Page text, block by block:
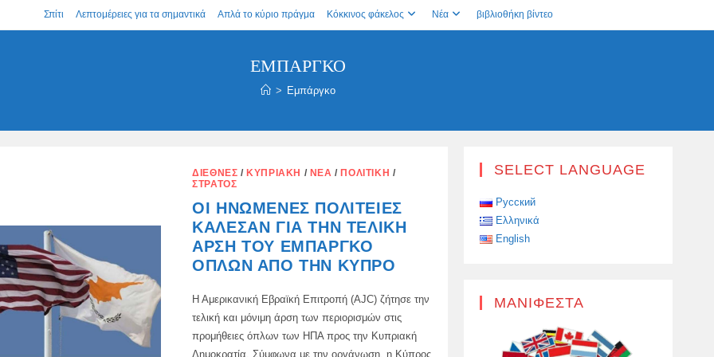
Σπίτι Λεπτομέρειες για τα σημαντικά Απλά το κύριο πράγμα Κόκκινος φάκελος Νέα βιβλιοθήκη βίντεο
ΕΜΠΆΡΓΚΟ
> Εμπάργκο
ΔΙΕΘΝΈΣ / ΚΥΠΡΙΑΚΉ / ΝΈΑ / ΠΟΛΙΤΙΚΉ /
ΣΤΡΑΤΌΣ
ΟΙ ΗΝΩΜΈΝΕΣ ΠΟΛΙΤΕΊΕΣ
ΚΆΛΕΣΑΝ ΓΙΑ ΤΗΝ ΤΕΛΙΚΉ
ΆΡΣΗ ΤΟΥ ΕΜΠΆΡΓΚΟ
ΌΠΛΩΝ ΑΠΌ ΤΗΝ ΚΎΠΡΟ
Η Αμερικανική Εβραϊκή Επιτροπή (AJC) ζήτησε την
τελική και μόνιμη άρση των περιορισμών στις
προμήθειες όπλων των ΗΠΑ προς την Κυπριακή
Δημοκρατία. Σύμφωνα με την οργάνωση, η Κύπρος
SELECT LANGUAGE
Русский
Ελληνικά
English
ΜΑΝΙΦΈΣΤΑ